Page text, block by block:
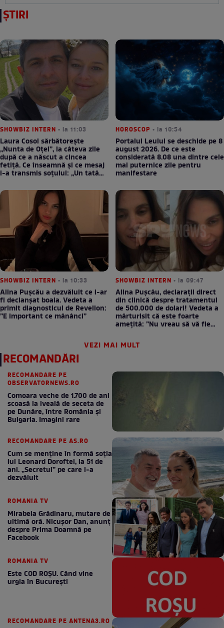
ȘTIRI
SHOWBIZ INTERN • la 11:03
Laura Cosoi sărbătorește
„Nunta de Oțel”, la câteva zile
după ce a născut a cincea
fetiță. Ce înseamnă și ce mesaj
i-a transmis soțului: „Un tată
HOROSCOP • la 10:54
Portalul Leului se deschide pe 8
august 2026. De ce este
considerată 8.08 una dintre cele
mai puternice zile pentru
manifestare
SHOWBIZ INTERN • la 10:33
Alina Pușcău a dezvăluit ce i-ar
fi declanșat boala. Vedeta a
primit diagnosticul de Revelion:
”E important ce mănânci”
SHOWBIZ INTERN • la 09:47
Alina Pușcău, declarații direct
din clinică despre tratamentul
de 500.000 de dolari! Vedeta a
mărturisit că este foarte
amețită: ”Nu vreau să vă fie
VEZI MAI MULT
RECOMANDĂRI
RECOMANDARE PE
OBSERVATORNEWS.RO
Comoara veche de 1.700 de ani
scoasă la iveală de seceta de
pe Dunăre, între România şi
Bulgaria. Imagini rare
RECOMANDARE PE AS.RO
Cum se menţine în formă soţia
lui Leonard Doroftei, la 51 de
ani. „Secretul” pe care l-a
dezvăluit
ROMANIA TV
Mirabela Grădinaru, mutare de
ultimă oră. Nicuşor Dan, anunţ
despre Prima Doamnă pe
Facebook
ROMANIA TV
Este COD ROŞU. Când vine
urgia în Bucureşti
RECOMANDARE PE ANTENA3.RO